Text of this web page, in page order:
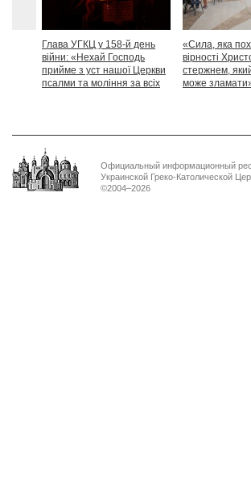
Глава УГКЦ у 158-й день
війни: «Нехай Господь
прийме з уст нашої Церкви
псалми та моління за всіх
«Сила, яка
вірності
стержнем,
може
Официальный информационный
Украинской Греко-Католической
©2004–2026